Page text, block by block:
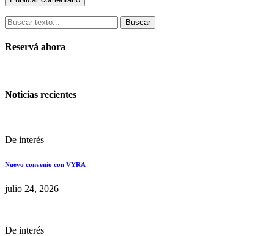
Buscar
Reservá ahora
Noticias recientes
De interés
Nuevo convenio con VYRA
julio 24, 2026
De interés